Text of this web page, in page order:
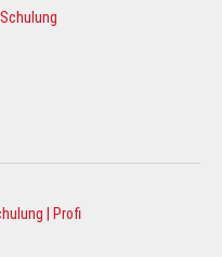
| Profi